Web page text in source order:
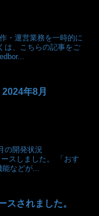
・運営業務を一時的に
は、こちらの記事をご
年8月
の開発状況
スしました。 「おす
などが...
スされました。